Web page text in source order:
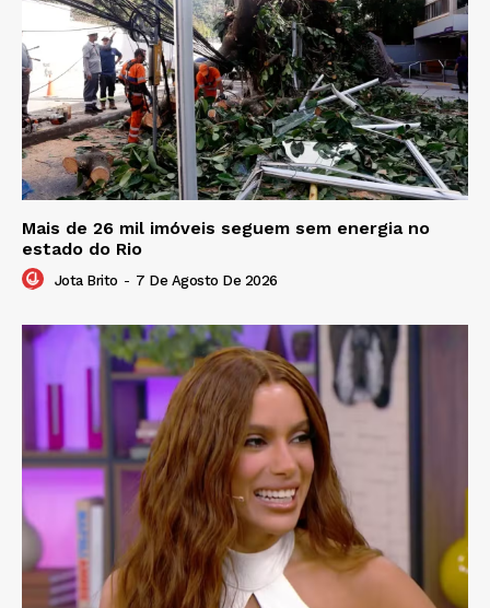
Mais de 26 mil imóveis seguem sem energia no
estado do Rio
Jota Brito - 7 De Agosto De 2026